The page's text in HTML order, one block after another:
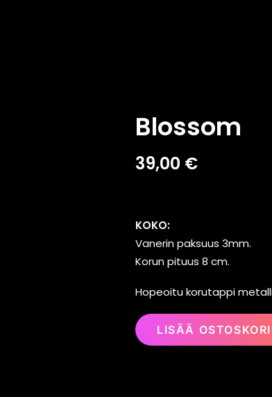
Blossom
39,00 €
KOKO:
Vanerin paksuus 3mm.
Korun pituus 8 cm.
Hopeoitu korutappi
LISÄÄ